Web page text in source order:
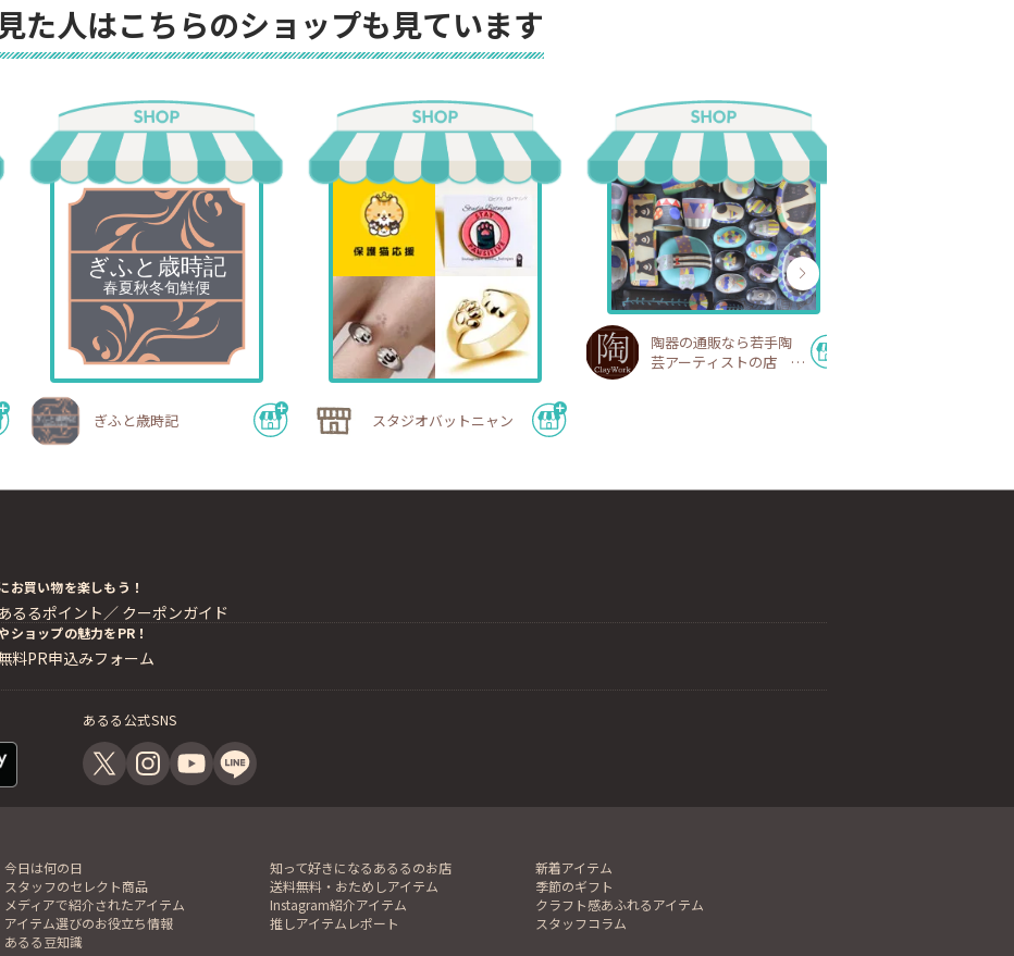
た人はこちらのショップも見ています
ぎふと歳時記 スタジオバットニャン
陶器の通販なら若手陶
芸アーティストの店
お買い物を楽しもう！
あるるポイント／ クーポンガイド
ショップの魅力をPR！
料PR申込みフォーム
あるる公式SNS
今日は何の日 知って好きになるあるるのお店
新着アイテム
スタッフのセレクト商品 送料無料・おためしアイテム
季節のギフト
メディアで紹介されたアイテム Instagram紹介アイテム
クラフト感あふれるアイテム
アイテム選びのお役立ち情報 推しアイテムレポート
スタッフコラム
あるる豆知識